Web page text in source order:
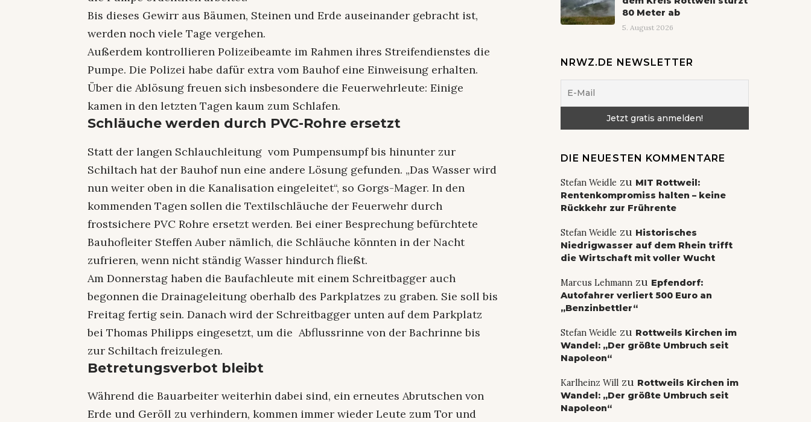
Bis dieses Gewirr aus Bäumen, Steinen und Erde auseinander gebracht ist,
werden noch viele Tage vergehen.
Außerdem kontrollieren Polizeibeamte im Rahmen ihres Streifendienstes die
Pumpe. Die Polizei habe dafür extra vom Bauhof eine Einweisung erhalten.
Über die Ablösung freuen sich insbesondere die Feuerwehrleute: Einige
kamen in den letzten Tagen kaum zum Schlafen.
Schläuche werden durch PVC-Rohre ersetzt
Statt der langen Schlauchleitung vom Pumpensumpf bis hinunter zur
Schiltach hat der Bauhof nun eine andere Lösung gefunden. „Das Wasser wird
nun weiter oben in die Kanalisation eingeleitet“, so Gorgs-Mager. In den
kommenden Tagen sollen die Textilschläuche der Feuerwehr durch
frostsichere PVC Rohre ersetzt werden. Bei einer Besprechung befürchtete
Bauhofleiter Steffen Auber nämlich, die Schläuche könnten in der Nacht
zufrieren, wenn nicht ständig Wasser hindurch fließt.
Am Donnerstag haben die Baufachleute mit einem Schreitbagger auch
begonnen die Drainageleitung oberhalb des Parkplatzes zu graben. Sie soll bis
Freitag fertig sein. Danach wird der Schreitbagger unten auf dem Parkplatz
bei Thomas Philipps eingesetzt, um die Abflussrinne von der Bachrinne bis
zur Schiltach freizulegen.
Betretungsverbot bleibt
Während die Bauarbeiter weiterhin dabei sind, ein erneutes Abrutschen von
Erde und Geröll zu verhindern, kommen immer wieder Leute zum Tor und
80 Meter ab
5. August 2026
NRWZ.DE NEWSLETTER
DIE NEUESTEN KOMMENTARE
Stefan Weidle zu MIT Rottweil:
Rentenkompromiss halten – keine
Rückkehr zur Frührente
Stefan Weidle zu Historisches
Niedrigwasser auf dem Rhein trifft
die Wirtschaft mit voller Wucht
Marcus Lehmannzu Epfendorf:
Autofahrer verliert 500 Euro an
„Benzinbettler“
Stefan Weidle zu Rottweils Kirchen im
Wandel: „Der größte Umbruch seit
Napoleon“
Karlheinz Willzu Rottweils Kirchen im
Wandel: „Der größte Umbruch seit
Napoleon“